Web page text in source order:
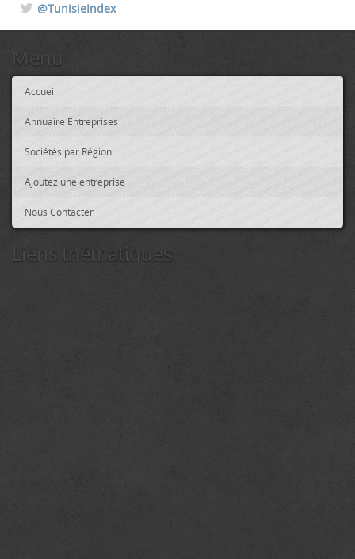
@TunisieIndex
Menu
Accueil
Annuaire Entreprises
Sociétés par Région
Ajoutez une entreprise
Nous Contacter
Liens thématiques